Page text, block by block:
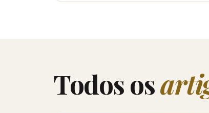
Todos os